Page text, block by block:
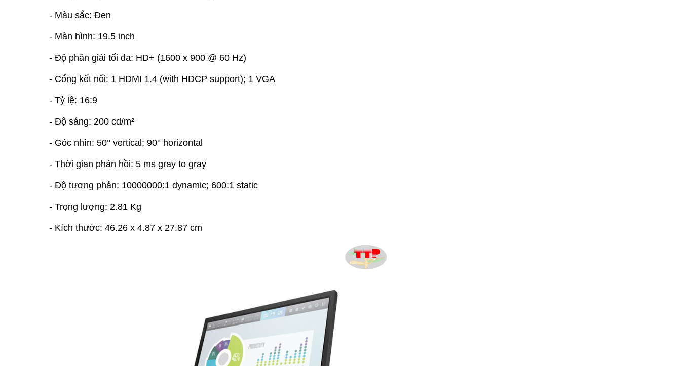
- Màu sắc: Đen
- Màn hình: 19.5 inch
- Độ phân giải tối đa: HD+ (1600 x 900 @ 60 Hz)
- Cổng kết nối: 1 HDMI 1.4 (with HDCP support); 1 VGA
- Tỷ lệ: 16:9
- Độ sáng: 200 cd/m²
- Góc nhìn: 50° vertical; 90° horizontal
- Thời gian phản hồi: 5 ms gray to gray
- Độ tương phản: 10000000:1 dynamic; 600:1 static
- Trọng lượng: 2.81 Kg
- Kích thước: 46.26 x 4.87 x 27.87 cm